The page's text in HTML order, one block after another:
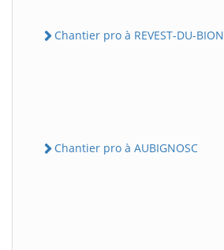
Chantier pro à REVEST-DU-BION
Chantier pro à AUBIGNOSC